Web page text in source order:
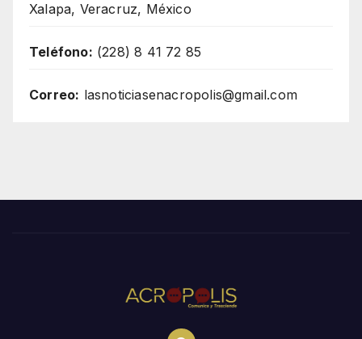
Xalapa, Veracruz, México
Teléfono: (228) 8 41 72 85
Correo: lasnoticiasenacropolis@gmail.com